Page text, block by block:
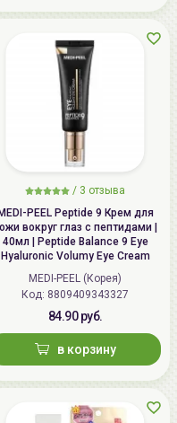
/ 3 отзыва
PEEL Peptide 9 Крем для
вокруг глаз с пептидами |
40мл | Peptide Balance 9 Eye
Hyaluronic Volumy Eye Cream
MEDI-PEEL (Корея)
Код: 8809409343327
84.90 руб.
в корзину